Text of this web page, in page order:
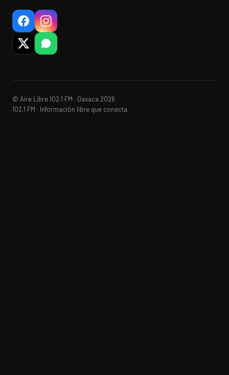
© Aire Libre 102.1 FM · Oaxaca 2026
102.1 FM · Información libre que conecta.